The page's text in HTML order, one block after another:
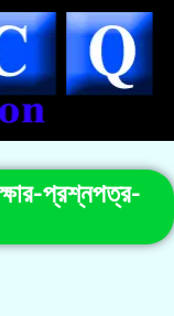
প্রশ্নপত্র-